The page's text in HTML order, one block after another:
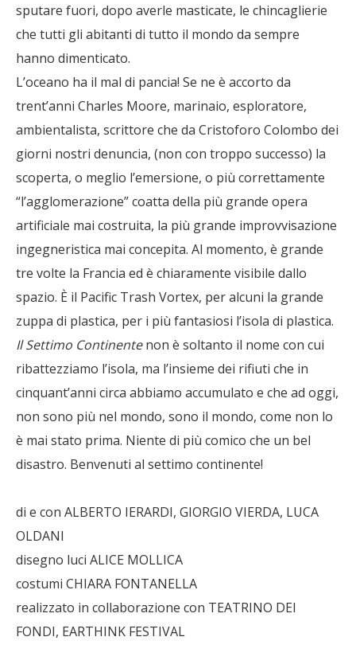
sputare fuori, dopo averle masticate, le chincaglierie
che tutti gli abitanti di tutto il mondo da sempre
hanno dimenticato.
L’oceano ha il mal di pancia! Se ne è accorto da
trent’anni Charles Moore, marinaio, esploratore,
ambientalista, scrittore che da Cristoforo Colombo dei
giorni nostri denuncia, (non con troppo successo) la
scoperta, o meglio l’emersione, o più correttamente
“l’agglomerazione” coatta della più grande opera
artificiale mai costruita, la più grande improvvisazione
ingegneristica mai concepita. Al momento, è grande
tre volte la Francia ed è chiaramente visibile dallo
spazio. È il Pacific Trash Vortex, per alcuni la grande
zuppa di plastica, per i più fantasiosi l’isola di plastica.
Il Settimo Continentenon è soltanto il nome con cui
ribattezziamo l’isola, ma l’insieme dei rifiuti che in
cinquant’anni circa abbiamo accumulato e che ad oggi,
non sono più nel mondo, sono il mondo, come non lo
è mai stato prima. Niente di più comico che un bel
disastro. Benvenuti al settimo continente!
di e con ALBERTO IERARDI, GIORGIO VIERDA, LUCA
OLDANI
disegno luci ALICE MOLLICA
costumi CHIARA FONTANELLA
realizzato in collaborazione con TEATRINO DEI
FONDI, EARTHINK FESTIVAL